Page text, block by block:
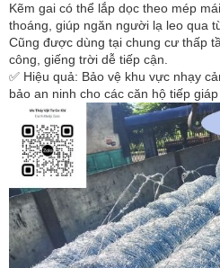
Kẽm gai có thể lắp dọc theo mép
thoáng, giúp ngăn người lạ leo qua
Cũng được dùng tại chung cư thấp
công, giếng trời dễ tiếp cận.
✅ Hiệu quả: Bảo vệ khu vực nhạy
bảo an ninh cho các căn hộ tiếp giáp